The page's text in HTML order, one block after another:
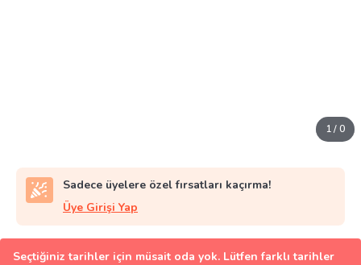
1/0
Sadece üyelere özel fırsatları kaçırma!
Üye Girişi Yap
Seçtiğiniz tarihler için müsait oda yok. Lütfen farklı tarihler